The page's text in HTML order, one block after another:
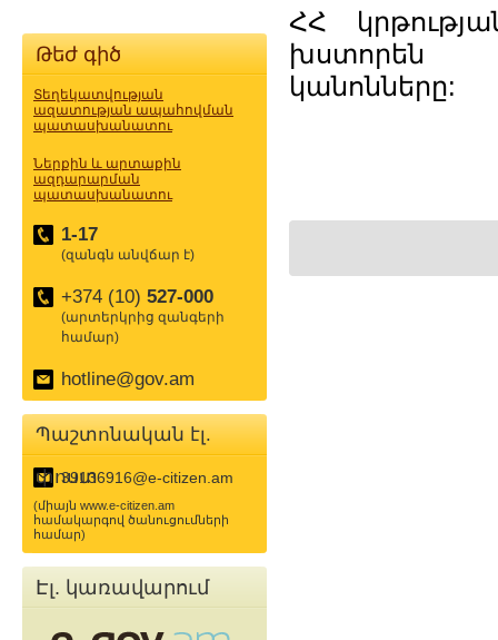
Թեժ գիծ
Տեղեկատվության
ազատության ապահովման
պատասխանատու
Ներքին և արտաքին
ազդարարման
պատասխանատու
1-17
(զանգն անվճար է)
+374 (10) 527-000
(արտերկրից զանգերի
համար)
hotline@gov.am
Պաշտոնական էլ.
փոստ
39136916@e-citizen.am
(միայն www.e-citizen.am
համակարգով ծանուցումների
համար)
Էլ. կառավարում
ՀՀ
խստորեն
կանոնները: